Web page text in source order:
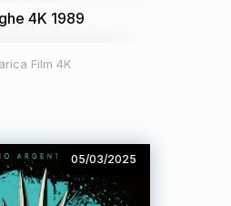
4K 1989
Film 4K
05/03/2025